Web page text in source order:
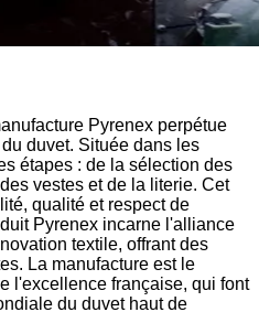
Pyrenex perpétue
duvet. Située dans les
étapes : de la sélection des
vestes et de la literie. Cet
qualité et respect de
Pyrenex incarne l'alliance
textile, offrant des
La manufacture est le
l'excellence française, qui font
du duvet haut de